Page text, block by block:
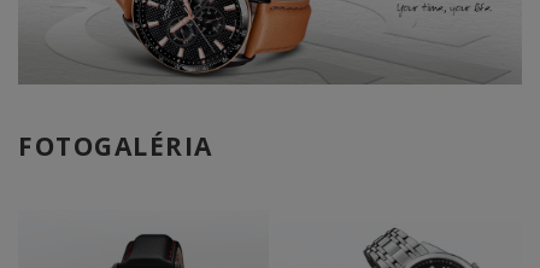
FOTOGALÉRIA